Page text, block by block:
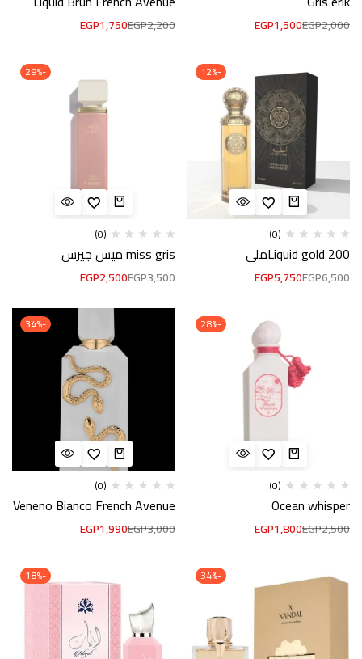
EGP2,000
EGP1,500
EGP2,200
EGP1,750
-12%
(0)
Liquid gold 200ملي
EGP6,500
EGP5,750
-29%
(0)
miss gris ميس جيرس
EGP3,500
EGP2,500
-28%
(0)
Ocean whisper
EGP2,500
EGP1,800
-34%
(0)
Veneno Bianco French Avenue
EGP3,000
EGP1,990
-34%
-18%